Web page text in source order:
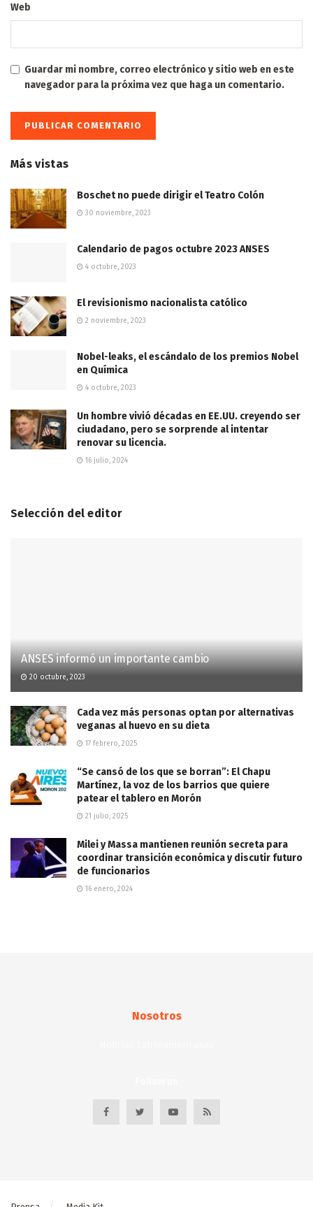
Web
Guardar mi nombre, correo electrónico y sitio web en este
navegador para la próxima vez que haga un comentario.
Más vistas
Boschet no puede dirigir el Teatro Colón
30 noviembre, 2023
Calendario de pagos octubre 2023 ANSES
4 octubre, 2023
El revisionismo nacionalista católico
2 noviembre, 2023
Nobel-leaks, el escándalo de los premios Nobel
en Química
4 octubre, 2023
Un hombre vivió décadas en EE.UU. creyendo ser
ciudadano, pero se sorprende al intentar
renovar su licencia.
16 julio, 2024
Selección del editor
ANSES informó un importante cambio
20 octubre, 2023
Cada vez más personas optan por alternativas
veganas al huevo en su dieta
17 febrero, 2025
“Se cansó de los que se borran”: El Chapu
Martínez, la voz de los barrios que quiere
patear el tablero en Morón
21 julio, 2025
Milei y Massa mantienen reunión secreta para
coordinar transición económica y discutir futuro
de funcionarios
16 enero, 2024
Nosotros